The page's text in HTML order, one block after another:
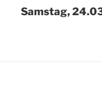
Beitrag
Samstag,